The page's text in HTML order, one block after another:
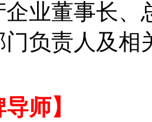
董事长、
负责人及相
师】